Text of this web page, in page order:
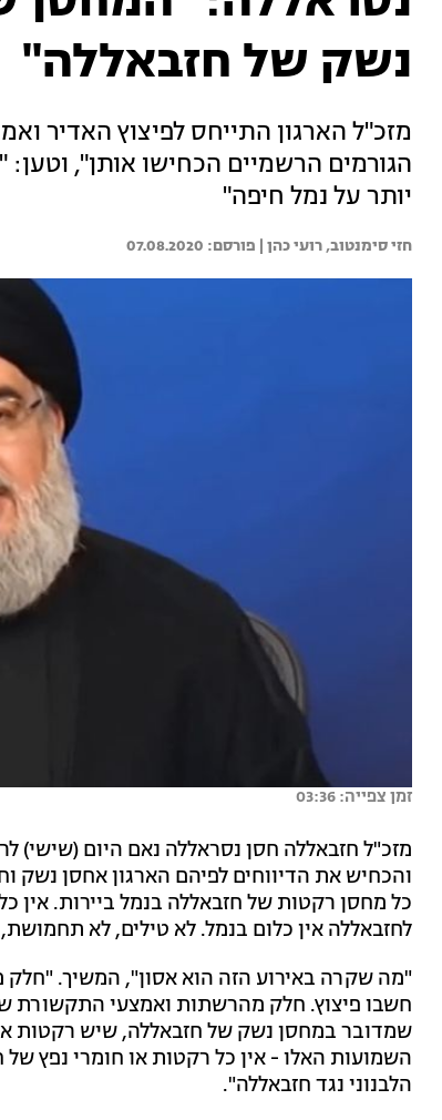
נשק של חזבאללה"
מזכ"ל הארגון התייחס לפיצוץ האדיר
הגורמים הרשמיים הכחישו אותן", וטען:
יותר על נמל חיפה"
חזי סימנטוב, רועי כהן | 07.08.2020
זמן צפייה: 03:36
מזכ"ל חזבאללה חסן נסראללה נאם היום (שישי)
והכחיש את הדיווחים לפיהם הארגון אחסן נשק
כל מחסן רקטות של חזבאללה בנמל ביירות. אין
לחזבאללה אין כלום בנמל. לא טילים, לא
"מה שקרה באירוע הזה הוא אסון", המשיך.
חשבו פיצוץ. חלק מהרשתות ואמצעי התקשורת
שמדובר במחסן נשק של חזבאללה, שיש רקטות
השמועות האלו - אין כל רקטות או חומרי נפץ של
הלבנוני נגד חזבאללה".